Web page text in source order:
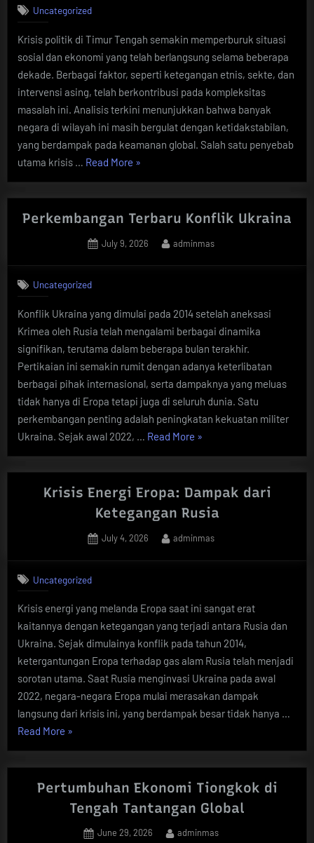
Uncategorized
Krisis politik di Timur Tengah semakin memperburuk situasi
sosial dan ekonomi yang telah berlangsung selama beberapa
dekade. Berbagai faktor, seperti ketegangan etnis, sekte, dan
intervensi asing, telah berkontribusi pada kompleksitas
masalah ini. Analisis terkini menunjukkan bahwa banyak
negara di wilayah ini masih bergulat dengan ketidakstabilan,
yang berdampak pada keamanan global. Salah satu penyebab
utama krisis … Read More “Krisis
di
Timur
Analisis
»
Perkembangan Terbaru Konflik Ukraina
Posted
July 9, 2026 By
adminmas
Uncategorized
Konflik Ukraina yang dimulai pada 2014 setelah aneksasi
Krimea oleh Rusia telah mengalami berbagai dinamika
signifikan, terutama dalam beberapa bulan terakhir.
Pertikaian ini semakin rumit dengan adanya keterlibatan
berbagai pihak internasional, serta dampaknya yang meluas
tidak hanya di Eropa tetapi juga di seluruh dunia. Satu
perkembangan penting adalah peningkatan kekuatan militer
Ukraina. Sejak awal 2022, … Read More “Perkembangan
Konflik
Ukraina”
»
Krisis Energi Eropa: Dampak dari
Ketegangan Rusia
Posted
July 4, 2026 By
adminmas
Uncategorized
Krisis energi yang melanda Eropa saat ini sangat erat
kaitannya dengan ketegangan yang terjadi antara Rusia dan
Ukraina. Sejak dimulainya konflik pada tahun 2014,
ketergantungan Eropa terhadap gas alam Rusia telah menjadi
sorotan utama. Saat Rusia menginvasi Ukraina pada awal
2022, negara-negara Eropa mulai merasakan dampak
langsung dari krisis ini, yang berdampak besar tidak hanya …
Read More “Krisis
Eropa:
Dampak
dari
Ketegangan
Rusia”
»
Pertumbuhan Ekonomi Tiongkok di
Tengah Tantangan Global
Posted
June 29, 2026 By
adminmas